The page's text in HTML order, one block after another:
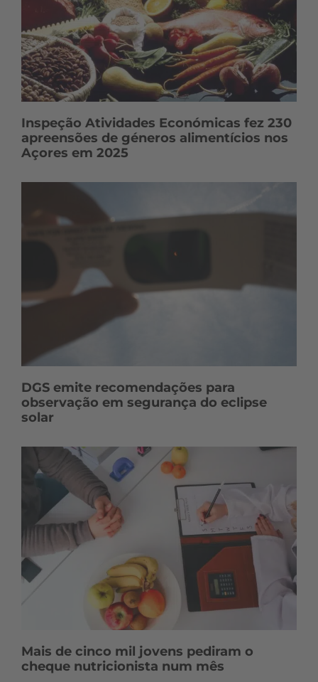
Inspeção Atividades Económicas fez 230
apreensões de géneros alimentícios nos
Açores em 2025
DGS emite recomendações para
observação em segurança do eclipse
solar
Mais de cinco mil jovens pediram o
cheque nutricionista num mês